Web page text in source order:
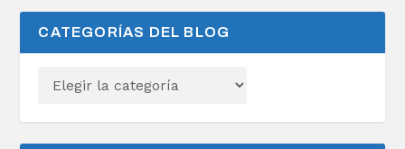
CATEGORÍAS DEL BLOG